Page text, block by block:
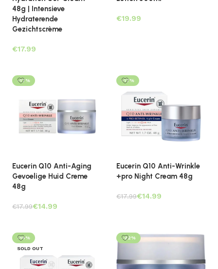
48g | Intensieve
Hydraterende
Gezichtscrème
€
€
-17%
Eucerin Q10 Anti-Aging
Gevoelige Huid Creme
48g
€17.99€14.99
-17%
Eucerin Q10 Anti-Wrinkle
+pro Night Cream 48g
€17.99€14.99
-14%
SOLD OUT
-22%